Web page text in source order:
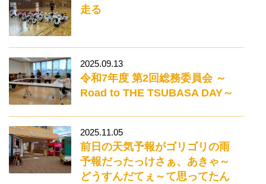
走る
2025.09.13
令和7年度 第2回総務委員会 ～
Road to THE TSUBASA DAY～
2025.11.05
前日の天気予報がゴリゴリの雨
予報だったっけさぁ、あきゃ～
どうすんだてぇ～て思ってたん